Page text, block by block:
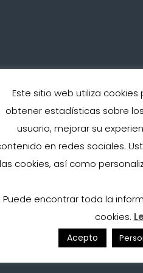
estéticos
652
Este sitio web utiliza
obtener estadísticas sobre
usuario, mejorar su
en redes sociales.
las cookies, así como
Puede encontrar toda la
cookies.
Acepto